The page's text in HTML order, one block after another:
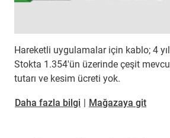
Hareketli uygulamalar için kablo; 4
Stokta 1.354'ün üzerinde çeşit
tutarı ve kesim ücreti yok.
Daha fazla bilgi | Mağazaya git